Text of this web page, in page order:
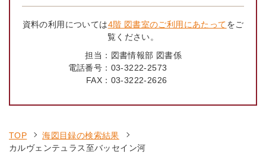
資料の利用については4階 図書室のご利用にあたってをご
覧ください。
担当： 図書情報部 図書係
電話番号： 03-3222-2573
FAX： 03-3222-2626
TOP
海図目録の検索結果
カルヴェンテュラス至バッセイン河